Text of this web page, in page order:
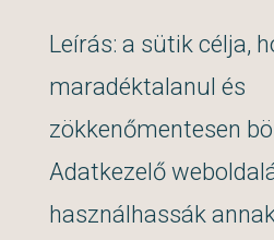
Leírás: a sütik célja,
maradéktalanul és
zökkenőmentesen
Adatkezelő
használhassák